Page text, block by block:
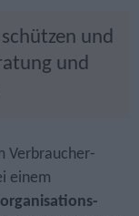
und
und
Verbraucher­
einem
organisations­